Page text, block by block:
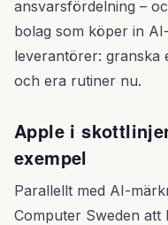
ansvarsfördelning –
bolag som köper in
leverantörer: granska
och era rutiner nu.
Apple i
exempel
Parallellt med AI-
Computer Sweden